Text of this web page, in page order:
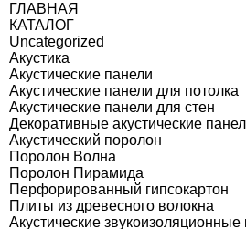
ГЛАВНАЯ
КАТАЛОГ
Uncategorized
Акустика
Акустические панели
Акустические панели для потолка
Акустические панели для стен
Декоративные акустические
Акустический поролон
Поролон Волна
Поролон Пирамида
Перфорированный гипсокартон
Плиты из древесного волокна
Акустические звукоизоляционные